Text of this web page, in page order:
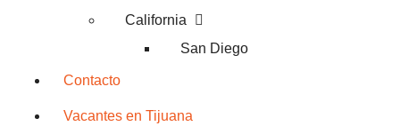
California
San Diego
Contacto
Vacantes en Tijuana